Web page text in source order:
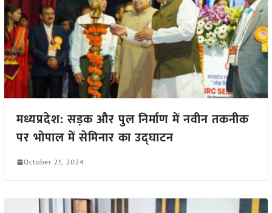
मध्यप्रदेश: सड़क और पुल निर्माण में नवीन तकनीक
पर भोपाल में सेमिनार का उद्घाटन
October 21, 2024